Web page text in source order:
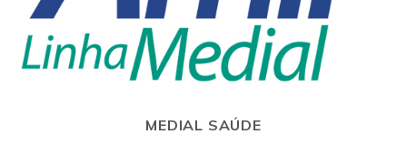
MEDIAL SAÚDE